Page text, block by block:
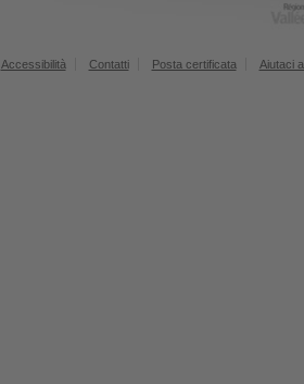
Accessibilità Contatti Posta certificata Aiutaci